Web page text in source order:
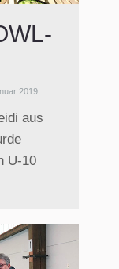
2019
aus
U-10